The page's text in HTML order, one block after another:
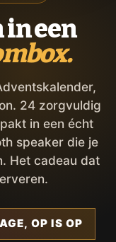
een
24 zorgvuldig
in een écht
speaker die je
Het cadeau dat
OP IS OP